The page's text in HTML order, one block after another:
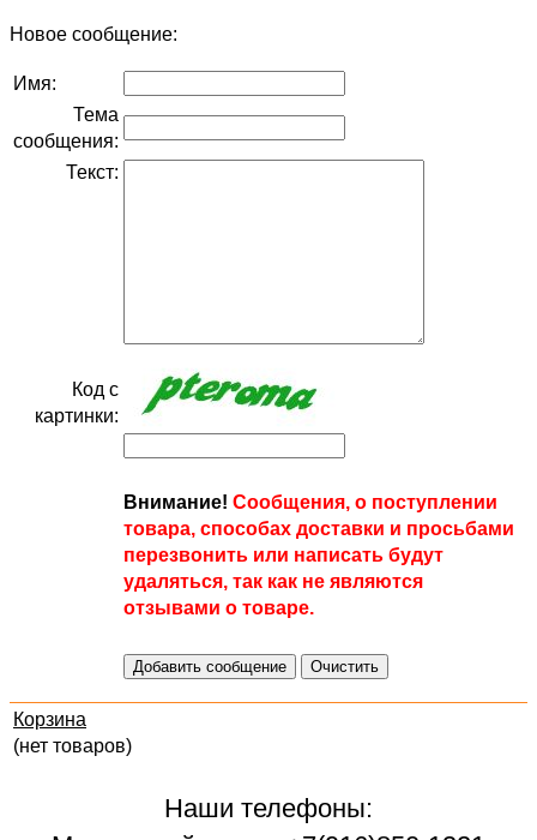
Новое сообщение:
Имя:
Тема
сообщения:
Текст:
Код с
картинки:
Внимание! Сообщения, о поступлении
товара, способах доставки и просьбами
перезвонить или написать будут
удаляться, так как не являются
отзывами о товаре.
Корзина
(нет товаров)
Наши телефоны: